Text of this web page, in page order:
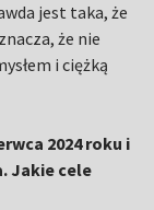
jest taka, że
że nie
i ciężką
2024 roku i
Jakie cele